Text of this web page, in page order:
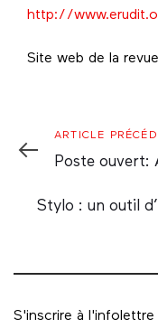
http://
Site web de la
Article
Précédent
ARTICLE
Poste ouvert:
Article
Stylo : un outil
S'inscrire à l'infolettre